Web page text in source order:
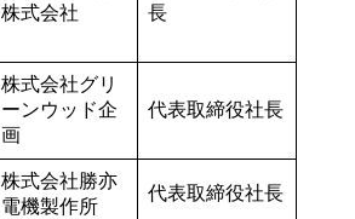
株式会社
長
株式会社グリ
ーンウッド企
画
代表取締役社長
株式会社勝亦
電機製作所
代表取締役社長